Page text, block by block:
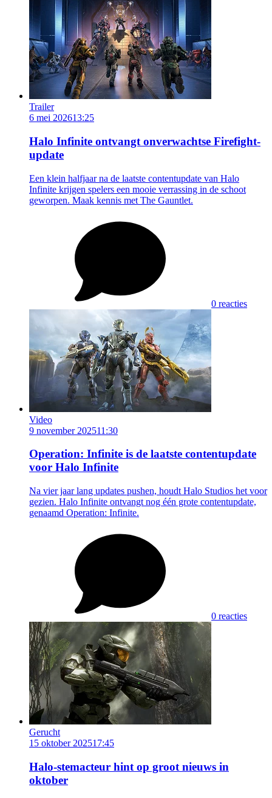
Trailer
6 mei 202613:25
Halo Infinite ontvangt onverwachtse Firefight-
update
Een klein halfjaar na de laatste contentupdate van Halo
Infinite krijgen spelers een mooie verrassing in de schoot
geworpen. Maak kennis met The Gauntlet.
0 reacties
Video
9 november 202511:30
Operation: Infinite is de laatste contentupdate
voor Halo Infinite
Na vier jaar lang updates pushen, houdt Halo Studios het voor
gezien. Halo Infinite ontvangt nog één grote contentupdate,
genaamd Operation: Infinite.
0 reacties
Gerucht
15 oktober 202517:45
Halo-stemacteur hint op groot nieuws in
oktober